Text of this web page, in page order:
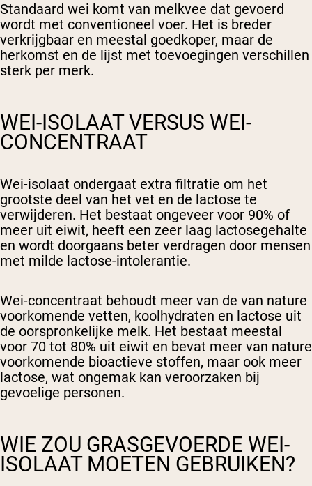
Standaard wei komt van melkvee dat gevoerd
wordt met conventioneel voer. Het is breder
verkrijgbaar en meestal goedkoper, maar de
herkomst en de lijst met toevoegingen verschillen
sterk per merk.
WEI-ISOLAAT VERSUS WEI-
CONCENTRAAT
Wei-isolaat ondergaat extra filtratie om het
grootste deel van het vet en de lactose te
verwijderen. Het bestaat ongeveer voor 90% of
meer uit eiwit, heeft een zeer laag lactosegehalte
en wordt doorgaans beter verdragen door mensen
met milde lactose-intolerantie.
Wei-concentraat behoudt meer van de van nature
voorkomende vetten, koolhydraten en lactose uit
de oorspronkelijke melk. Het bestaat meestal
voor 70 tot 80% uit eiwit en bevat meer van nature
voorkomende bioactieve stoffen, maar ook meer
lactose, wat ongemak kan veroorzaken bij
gevoelige personen.
WIE ZOU GRASGEVOERDE WEI-
ISOLAAT MOETEN GEBRUIKEN?